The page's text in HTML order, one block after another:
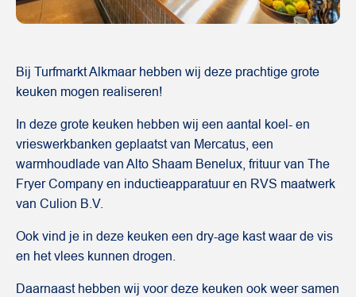
Bij Turfmarkt Alkmaar hebben wij deze prachtige grote
keuken mogen realiseren!
In deze grote keuken hebben wij een aantal koel- en
vrieswerkbanken geplaatst van Mercatus, een
warmhoudlade van Alto Shaam Benelux, frituur van The
Fryer Company en inductieapparatuur en RVS maatwerk
van Culion B.V.
Ook vind je in deze keuken een dry-age kast waar de vis
en het vlees kunnen drogen.
Daarnaast hebben wij voor deze keuken ook weer samen